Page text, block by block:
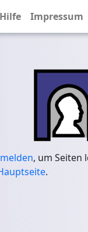
Hilfe Impressum
, um Seiten
.